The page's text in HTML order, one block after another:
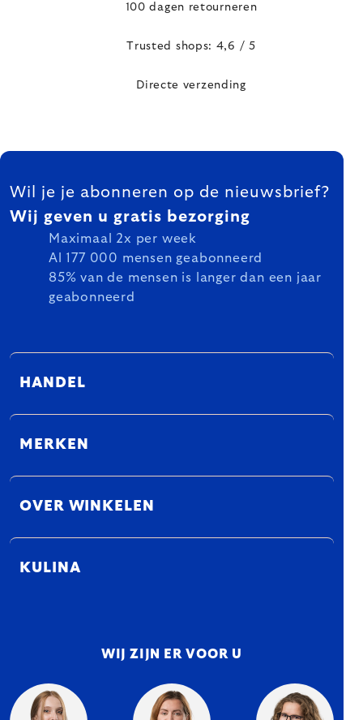
100 dagen retourneren
Trusted shops: 4,6 / 5
Directe verzending
FOOTER
Wil je je abonneren op de nieuwsbrief?
Wij geven u gratis bezorging
Maximaal 2x per week
Al 177 000 mensen geabonneerd
85% van de mensen is langer dan een jaar
geabonneerd
HANDEL
MERKEN
OVER WINKELEN
KULINA
WIJ ZIJN ER VOOR U